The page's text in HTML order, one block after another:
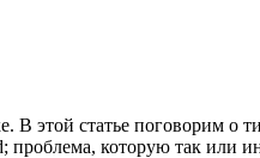
В этой статье поговорим о
проблема, которую так или